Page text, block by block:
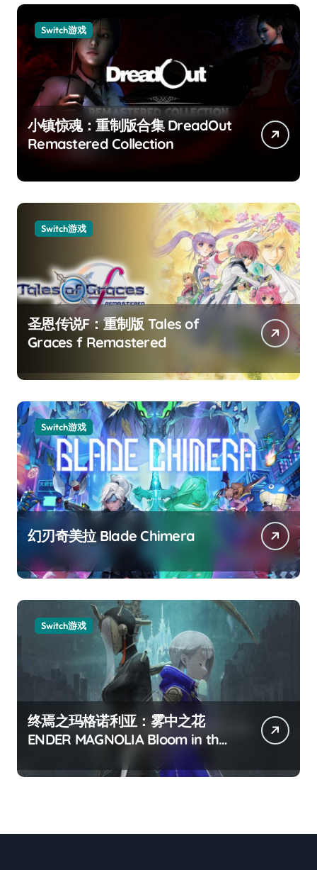
Switch游戏
小镇惊魂：重制版合集 DreadOut
Remastered Collection
Switch游戏
圣恩传说F：重制版 Tales of
Graces f Remastered
Switch游戏
幻刃奇美拉 Blade Chimera
Switch游戏
终焉之玛格诺利亚：雾中之花
ENDER MAGNOLIA Bloom in the